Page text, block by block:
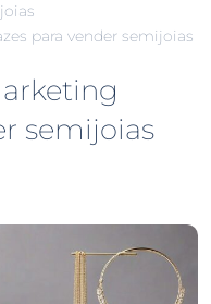
para vender semijoias
semijoias